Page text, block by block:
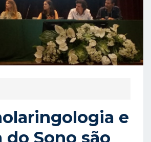
e
do Sono são